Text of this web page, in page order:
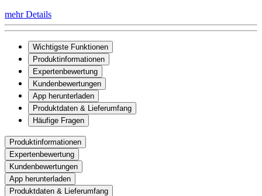
mehr Details
Wichtigste Funktionen
Produktinformationen
Expertenbewertung
Kundenbewertungen
App herunterladen
Produktdaten & Lieferumfang
Häufige Fragen
Produktinformationen
Expertenbewertung
Kundenbewertungen
App herunterladen
Produktdaten & Lieferumfang